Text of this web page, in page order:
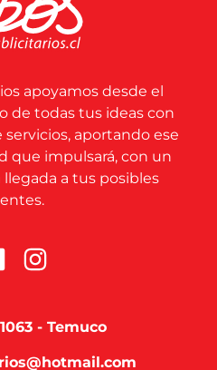
apoyamos desde el
de todas tus ideas con
aportando ese
que impulsará, con un
a tus posibles
- Temuco